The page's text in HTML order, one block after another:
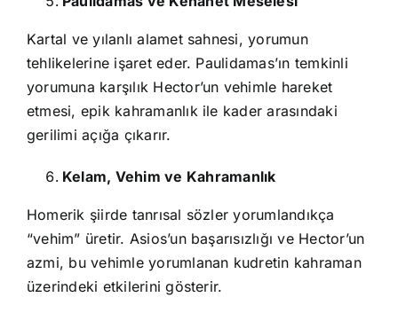
Kartal ve yılanlı alamet sahnesi, yorumun
tehlikelerine işaret eder. Paulidamas’ın temkinli
yorumuna karşılık Hector’un vehimle hareket
etmesi, epik kahramanlık ile kader arasındaki
gerilimi açığa çıkarır.
Kelam, Vehim ve Kahramanlık
Homerik şiirde tanrısal sözler yorumlandıkça
“vehim” üretir. Asios’un başarısızlığı ve Hector’un
azmi, bu vehimle yorumlanan kudretin kahraman
üzerindeki etkilerini gösterir.